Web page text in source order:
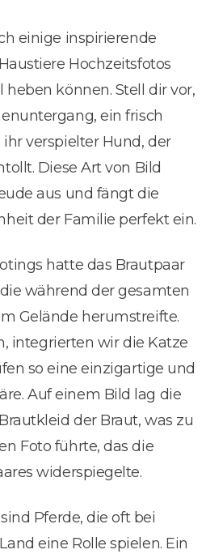
einige inspirierende
Hochzeitsfotos
heben können. Stell dir vor,
ein frisch
verspielter Hund, der
Diese Art von Bild
aus und fängt die
der Familie perfekt ein.
hatte das Brautpaar
während der gesamten
Gelände herumstreifte.
integrierten wir die Katze
so eine einzigartige und
Auf einem Bild lag die
der Braut, was zu
Foto führte, das die
widerspiegelte.
Pferde, die oft bei
eine Rolle spielen. Ein